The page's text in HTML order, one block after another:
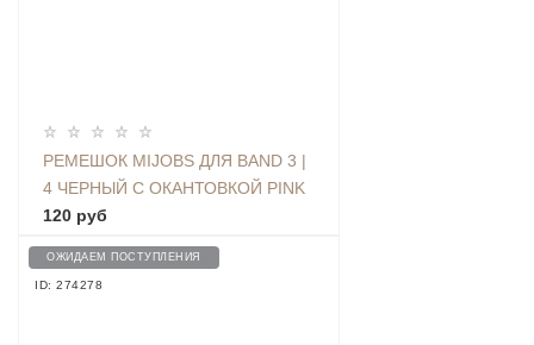
РЕМЕШОК MIJOBS ДЛЯ BAND 3 |
4 ЧЕРНЫЙ С ОКАНТОВКОЙ PINK
120 руб
ОЖИДАЕМ ПОСТУПЛЕНИЯ
ID: 274278